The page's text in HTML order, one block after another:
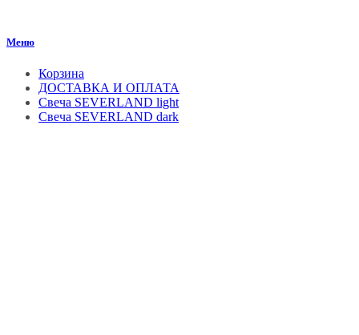
Меню
Корзина
ДОСТАВКА И ОПЛАТА
Свеча SEVERLAND light
Свеча SEVERLAND dark